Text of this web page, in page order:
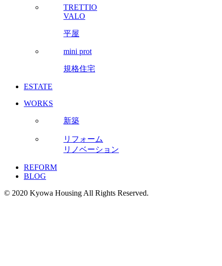
TRETTIO
VALO
平屋
mini prot
規格住宅
ESTATE
WORKS
新築
リフォーム
リノベーション
REFORM
BLOG
© 2020 Kyowa Housing All Rights Reserved.